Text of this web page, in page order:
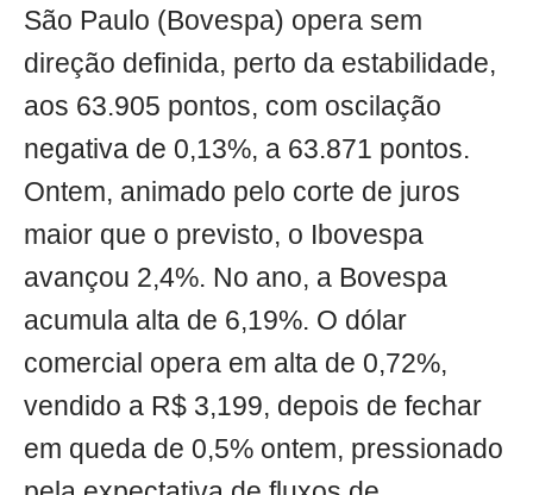
São Paulo (Bovespa) opera sem
direção definida, perto da estabilidade,
aos 63.905 pontos, com oscilação
negativa de 0,13%, a 63.871 pontos.
Ontem, animado pelo corte de juros
maior que o previsto, o Ibovespa
avançou 2,4%. No ano, a Bovespa
acumula alta de 6,19%. O dólar
comercial opera em alta de 0,72%,
vendido a R$ 3,199, depois de fechar
em queda de 0,5% ontem, pressionado